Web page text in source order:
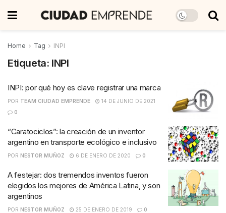
Home Tag INPI
Etiqueta: INPI
INPI: por qué hoy es clave registrar una marca
POR TEAM CIUDAD EMPRENDE
14 DE JUNIO DE 2021
0
“Caratociclos”: la creación de un inventor
argentino en transporte ecológico e inclusivo
POR NESTOR MUÑOZ 6 DE ENERO DE 2020 0
A festejar: dos tremendos inventos fueron
elegidos los mejores de América Latina, y son
argentinos
POR NESTOR MUÑOZ 25 DE ENERO DE 2019 0